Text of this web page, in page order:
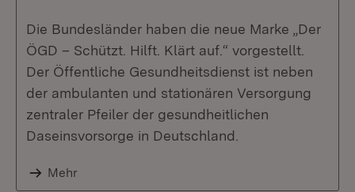
Die Bundesländer haben die neue Marke „Der
ÖGD – Schützt. Hilft. Klärt auf.“ vorgestellt.
Der Öffentliche Gesundheitsdienst ist neben
der ambulanten und stationären Versorgung
zentraler Pfeiler der gesundheitlichen
Daseinsvorsorge in Deutschland.
Mehr